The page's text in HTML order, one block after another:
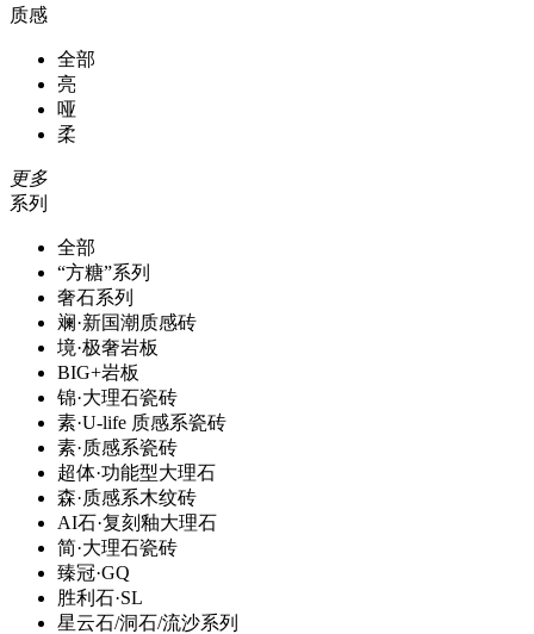
质感
全部
亮
哑
柔
更多
系列
全部
“方糖”系列
奢石系列
斓·新国潮质感砖
境·极奢岩板
BIG+岩板
锦·大理石瓷砖
素·U-life 质感系瓷砖
素·质感系瓷砖
超体·功能型大理石
森·质感系木纹砖
AI石·复刻釉大理石
简·大理石瓷砖
臻冠·GQ
胜利石·SL
星云石/洞石/流沙系列